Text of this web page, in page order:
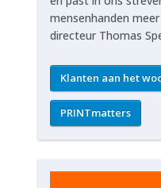
mensenhanden
directeur Thomas
Klanten aan het
PRINTmatters